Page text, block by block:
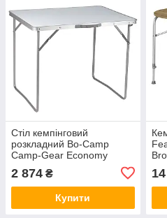
Стіл кемпінговий
розкладний Bo-Camp
Camp-Gear Economy
2 874 ₴
Купити